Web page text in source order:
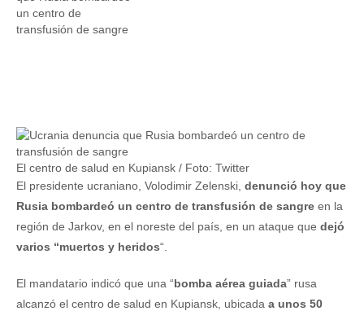
El centro de salud en Kupiansk / Foto: Twitter
El presidente ucraniano, Volodimir Zelenski, denunció hoy que
Rusia bombardeó un centro de transfusión de sangre en la
región de Jarkov, en el noreste del país, en un ataque que dejó
varios “muertos y heridos“.
El mandatario indicó que una “bomba aérea guiada” rusa
alcanzó el centro de salud en Kupiansk, ubicada a unos 50